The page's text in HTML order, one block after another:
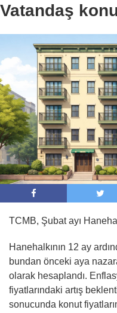
ayrılacak
09:00 -AJet, İstanbul ve
sefer başlattı
Vatandaş
TCMB, Şubat ayı
Hanehalkının 12 ay
bundan önceki aya
olarak hesaplandı.
fiyatlarındaki artış
sonucunda konut